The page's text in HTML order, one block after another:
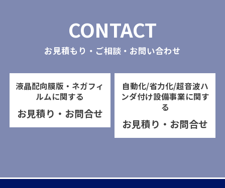
CONTACT
お見積もり・ご相談・お問い合わせ
液晶配向膜版・ネガフィ
ルムに関する
お見積り・お問合せ
自動化/省力化/超音波ハ
ンダ付け設備事業に関す
る
お見積り・お問合せ